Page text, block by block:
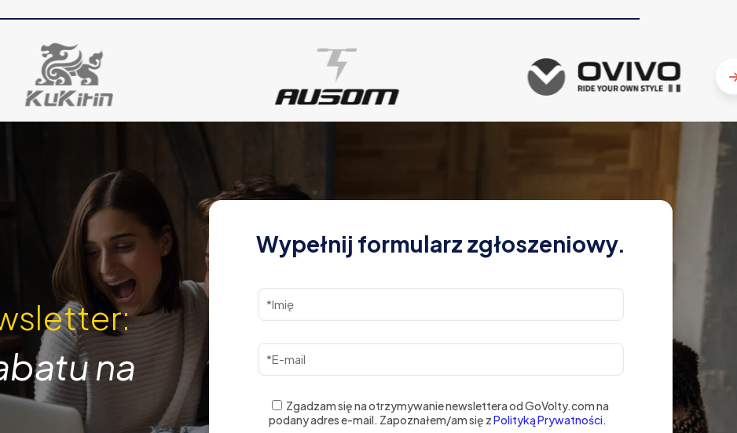
na
Wypełnij formularz zgłoszeniowy.
Zgadzam się na otrzymywanie newslettera od GoVolty.com na
podany adres e-mail. Zapoznałem/am się zPolityką Prywatności.